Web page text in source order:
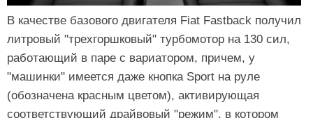
В качестве базового двигателя Fiat Fastback получил
литровый "трехгоршковый" турбомотор на 130 сил,
работающий в паре с вариатором, причем, у
"машинки" имеется даже кнопка Sport на руле
(обозначена красным цветом), активирующая
соответствующий драйвовый "режим", в котором